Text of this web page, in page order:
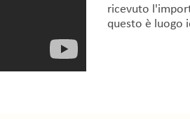
ricevuto
questo è luogo